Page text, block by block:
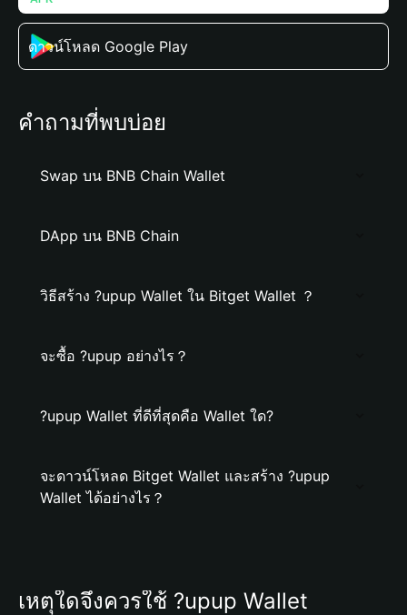
ดาวน์โหลด Google Play
คำถามที่พบบ่อย
Swap บน BNB Chain Wallet
DApp บน BNB Chain
วิธีสร้าง ?upup Wallet ใน Bitget Wallet ？
จะซื้อ ?upup อย่างไร？
?upup Wallet ที่ดีที่สุดคือ Wallet ใด?
จะดาวน์โหลด Bitget Wallet และสร้าง ?upup
Wallet ได้อย่างไร？
เหตุใดจึงควรใช้ ?upup Wallet